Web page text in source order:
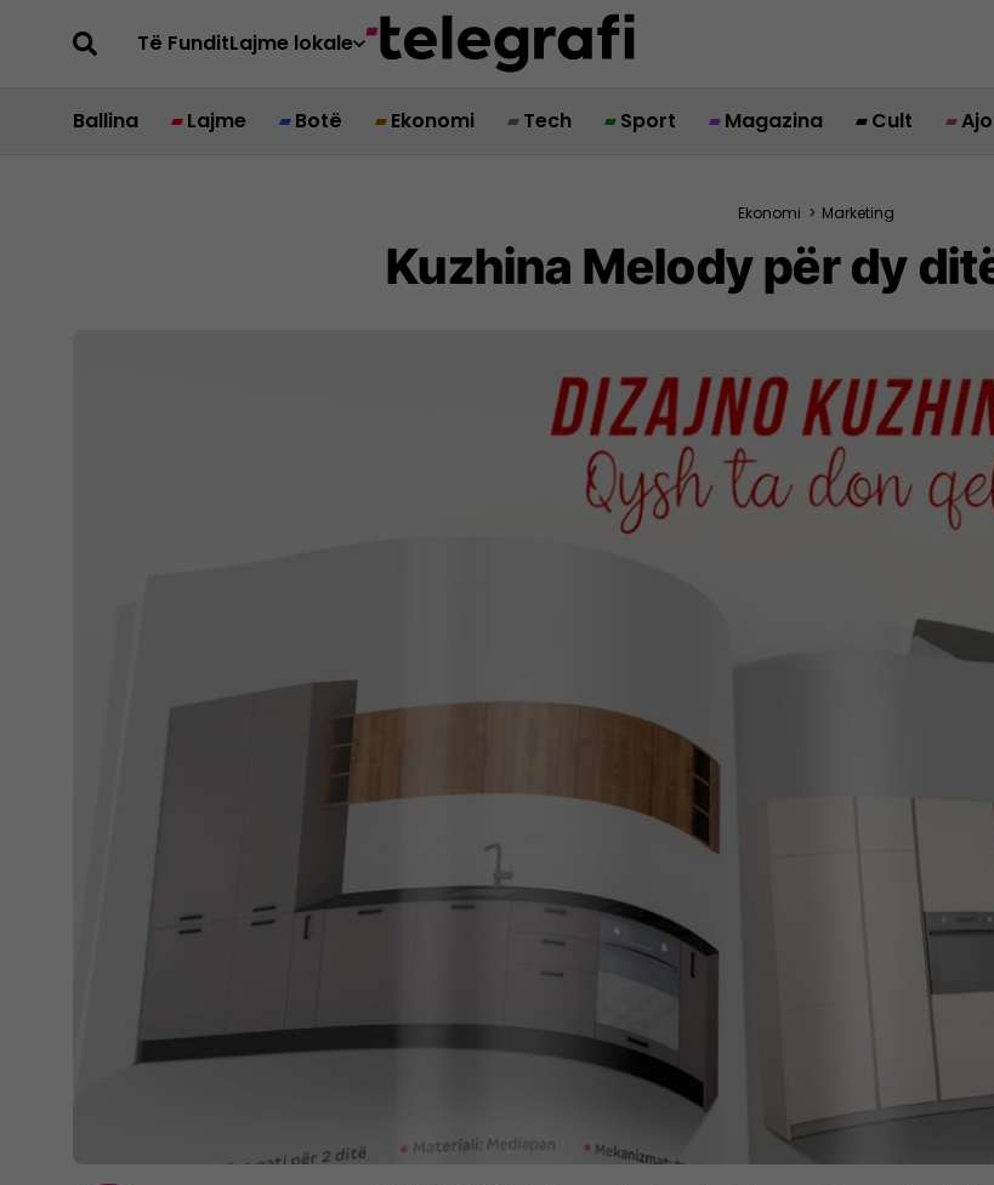
Të FunditLajme lokale
Ballina Lajme Botë Ekonomi Tech Sport Magazina Cult Ajo
Ekonomi > Marketing
Kuzhina Melody për dy